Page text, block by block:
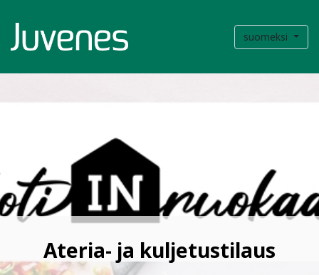
suomeksi
Ateria- ja kuljetustilaus